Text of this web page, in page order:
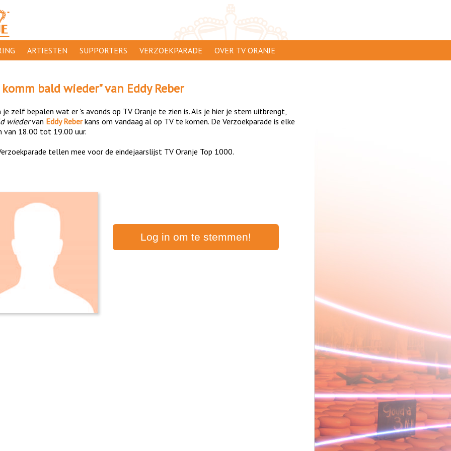
ARTIESTEN SUPPORTERS
AANMELDEN
VERZOEKPARADE OVER TV ORANJE
ADVERTEREN
PRIVACY
komm bald wieder" van Eddy Reber
je zelf bepalen wat er 's avonds op TV Oranje te zien is. Als je hier je stem uitbrengt,
wiedervan Eddy Reberkans om vandaag al op TV te komen. De Verzoekparade is elke
van 18.00 tot 19.00 uur.
tellen mee voor de eindejaarslijst TV Oranje Top 1000.
Log in om te stemmen!